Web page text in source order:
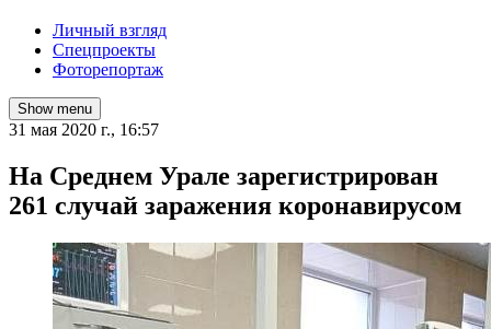
Личный взгляд
Спецпроекты
Фоторепортаж
Show menu
31 мая 2020 г., 16:57
На Среднем Урале зарегистрирован
261 случай заражения коронавирусом